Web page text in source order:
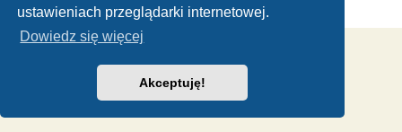
ustawieniach przeglądarki internetowej.
Dowiedz się więcej
Akceptuję!
Zasady ochrony danych osobowych|Regulamin